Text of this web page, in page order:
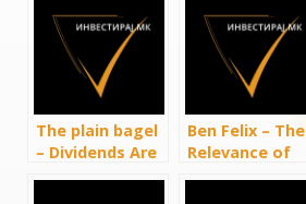
The plain bagel
– Dividends Are
Ben Felix – The
Relevance of